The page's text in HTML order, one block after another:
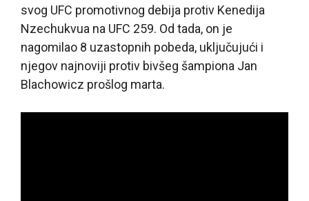
svog UFC promotivnog debija protiv Kenedija
Nzechukvua na UFC 259. Od tada, on je
nagomilao 8 uzastopnih pobeda, uključujući i
njegov najnoviji protiv bivšeg šampiona Jan
Blachowicz prošlog marta.